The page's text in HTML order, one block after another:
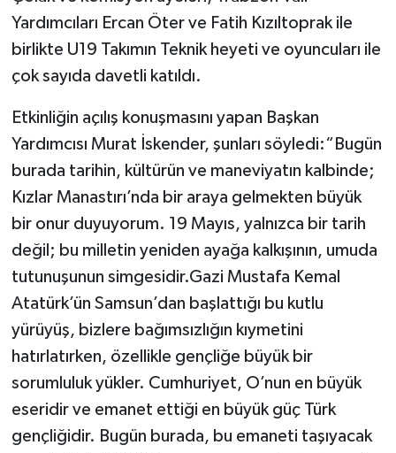
Yardımcıları Ercan Öter ve Fatih Kızıltoprak ile
birlikte U19 Takımın Teknik heyeti ve oyuncuları ile
çok sayıda davetli katıldı.
Etkinliğin açılış konuşmasını yapan Başkan
Yardımcısı Murat İskender, şunları söyledi:“Bugün
burada tarihin, kültürün ve maneviyatın kalbinde;
Kızlar Manastırı’nda bir araya gelmekten büyük
bir onur duyuyorum. 19 Mayıs, yalnızca bir tarih
değil; bu milletin yeniden ayağa kalkışının, umuda
tutunuşunun simgesidir.Gazi Mustafa Kemal
Atatürk’ün Samsun’dan başlattığı bu kutlu
yürüyüş, bizlere bağımsızlığın kıymetini
hatırlatırken, özellikle gençliğe büyük bir
sorumluluk yükler. Cumhuriyet, O’nun en büyük
eseridir ve emanet ettiği en büyük güç Türk
gençliğidir. Bugün burada, bu emaneti taşıyacak